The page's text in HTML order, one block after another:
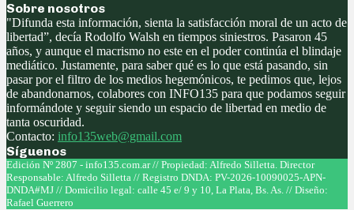
Sobre nosotros
"Difunda esta información, sienta la satisfacción moral de un acto de
libertad”, decía Rodolfo Walsh en tiempos siniestros. Pasaron 45
años, y aunque el macrismo no este en el poder continúa el blindaje
mediático. Justamente, para saber qué es lo que está pasando, sin
pasar por el filtro de los medios hegemónicos, te pedimos que, lejos
de abandonarnos, colabores con INFO135 para que podamos seguir
informándote y seguir siendo un espacio de libertad en medio de
tanta oscuridad.
Contacto: info135web@gmail.com
Síguenos
Facebook
Twitter
Instagram
Youtube
Edición Nº 2807 - info135.com.ar // Propiedad: Alfredo Silletta. Director
Responsable: Alfredo Silletta // Registro DNDA: PV-2026-10090025-APN-
DNDA#MJ // Domicilio legal: calle 45 e/ 9 y 10, La Plata, Bs. As. // Diseño:
Rafael Guerrero